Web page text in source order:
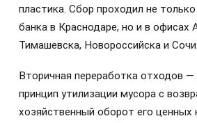
пластика. Сбор проходил не
банка в Краснодаре, но и в офисах
Тимашевска, Новороссийска и Сочи.
Вторичная переработка отходов —
принцип утилизации мусора с
хозяйственный оборот его ценных